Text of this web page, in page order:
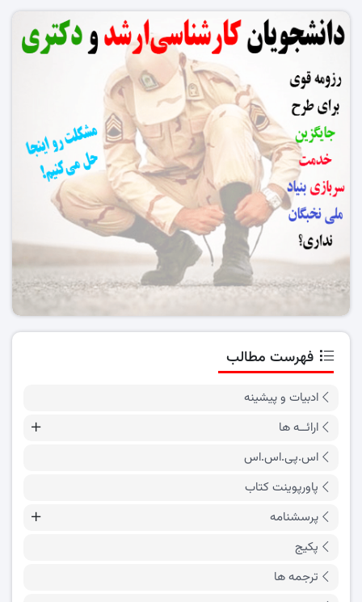
فهرست مطالب
ادبیات و پیشینه
ارائــه ها
اس.پی.اس.اس
پاورپوینت کتاب
پرسشنامه
پکیج
ترجمه ها